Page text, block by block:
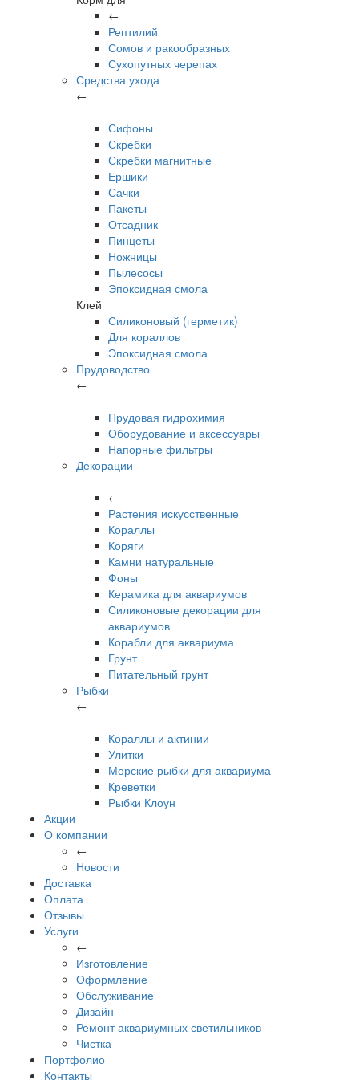
←
Рептилий
Сомов и ракообразных
Сухопутных черепах
Средства ухода
←
Сифоны
Скребки
Скребки магнитные
Ершики
Сачки
Пакеты
Отсадник
Пинцеты
Ножницы
Пылесосы
Эпоксидная смола
Клей
Силиконовый (герметик)
Для кораллов
Эпоксидная смола
Прудоводство
←
Прудовая гидрохимия
Оборудование и аксессуары
Напорные фильтры
Декорации
←
Растения искусственные
Кораллы
Коряги
Камни натуральные
Фоны
Керамика для аквариумов
Силиконовые декорации для
аквариумов
Корабли для аквариума
Грунт
Питательный грунт
Рыбки
←
Кораллы и актинии
Улитки
Морские рыбки для аквариума
Креветки
Рыбки Клоун
Акции
О компании
←
Новости
Доставка
Оплата
Отзывы
Услуги
←
Изготовление
Оформление
Обслуживание
Дизайн
Ремонт аквариумных светильников
Чистка
Портфолио
Контакты